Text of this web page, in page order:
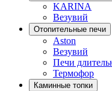
KARINA
Везувий
Отопительные печи
Aston
Везувий
Печи
Термофор
Каминные топки